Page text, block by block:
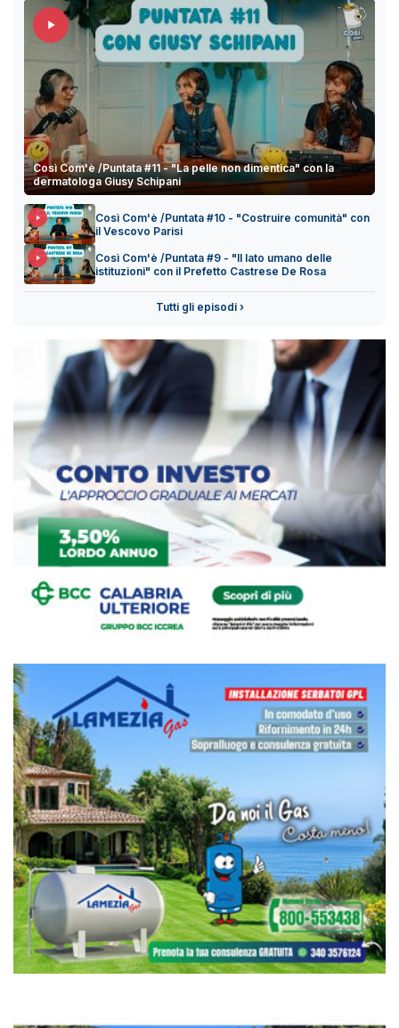
Così Com'è /Puntata #11 - "La pelle non dimentica" con la
dermatologa Giusy Schipani
Così Com'è /Puntata #10 - "Costruire comunità" con
il Vescovo Parisi
Così Com'è /Puntata #9 - "Il lato umano delle
istituzioni" con il Prefetto Castrese De Rosa
Tutti gli episodi ›